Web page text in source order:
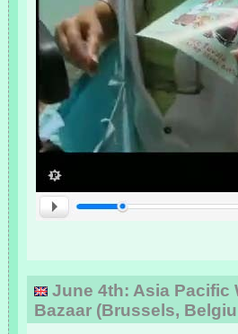
June 4th: Asia Pacific
Bazaar (Brussels,